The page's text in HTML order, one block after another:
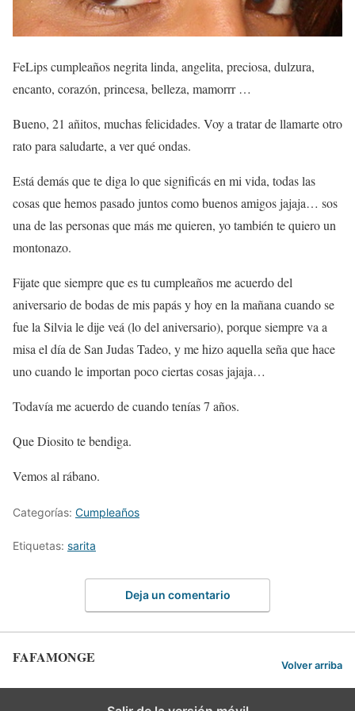
FeLips cumpleaños negrita linda, angelita, preciosa, dulzura,
encanto, corazón, princesa, belleza, mamorrr …
Bueno, 21 añitos, muchas felicidades. Voy a tratar de llamarte otro
rato para saludarte, a ver qué ondas.
Está demás que te diga lo que significás en mi vida, todas las
cosas que hemos pasado juntos como buenos amigos jajaja… sos
una de las personas que más me quieren, yo también te quiero un
montonazo.
Fijate que siempre que es tu cumpleaños me acuerdo del
aniversario de bodas de mis papás y hoy en la mañana cuando se
fue la Silvia le dije veá (lo del aniversario), porque siempre va a
misa el día de San Judas Tadeo, y me hizo aquella seña que hace
uno cuando le importan poco ciertas cosas jajaja…
Todavía me acuerdo de cuando tenías 7 años.
Que Diosito te bendiga.
Vemos al rábano.
Categorías: Cumpleaños
Etiquetas: sarita
Deja un comentario
FAFAMONGE Volver arriba